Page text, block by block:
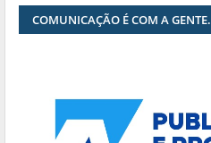
COMUNICAÇÃO É COM A GENTE.